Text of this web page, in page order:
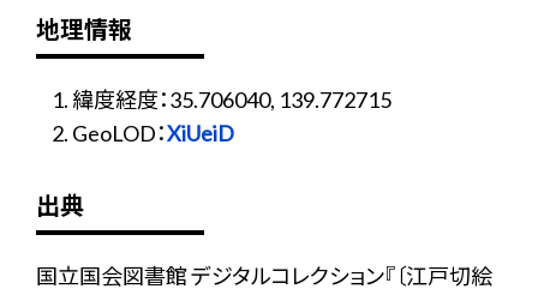
地理情報
緯度経度：35.706040, 139.772715
GeoLOD：XiUeiD
出典
国立国会図書館 デジタルコレクション『〔江戸切絵